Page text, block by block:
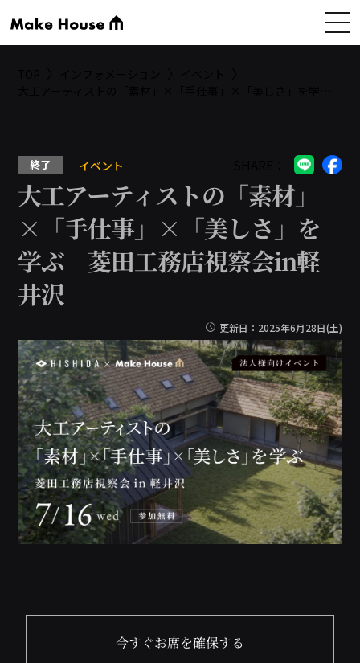
終了 イベント
大工アーティストの「素材」
×「手仕事」×「美しさ」を
学ぶ 菱田工務店視察会in軽
井沢
更新日：2025年6月28日(土)
今すぐお席を確保する